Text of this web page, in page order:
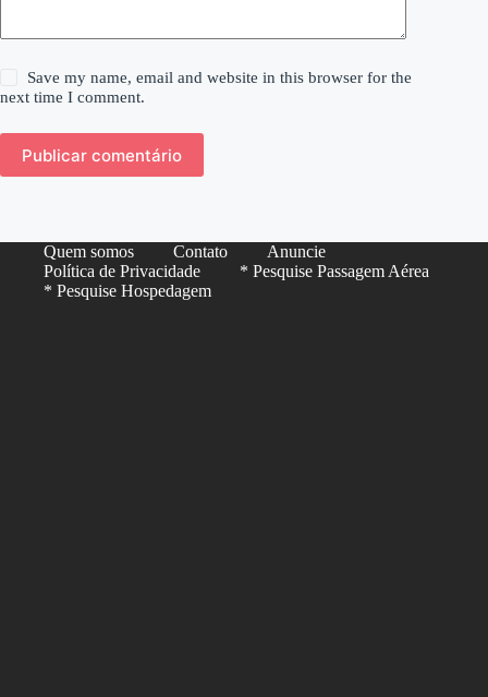
Save my name, email and website in this browser for the
next time I comment.
Publicar comentário
Quem somos Contato
Anuncie
Política de Privacidade
* Pesquise Passagem Aérea
* Pesquise Hospedagem